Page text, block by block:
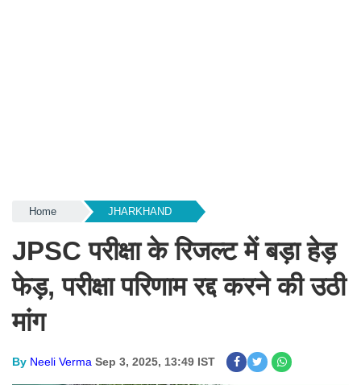
Home JHARKHAND
JPSC परीक्षा के रिजल्ट में बड़ा हेड़
फेड़, परीक्षा परिणाम रद्द करने की उठी
मांग
By Neeli Verma Sep 3, 2025, 13:49 IST